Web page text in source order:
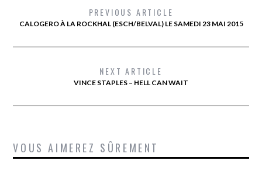
PREVIOUS ARTICLE
CALOGERO À LA ROCKHAL (ESCH/BELVAL) LE SAMEDI 23 MAI 2015
NEXT ARTICLE
VINCE STAPLES – HELL CAN WAIT
VOUS AIMEREZ SÛREMENT